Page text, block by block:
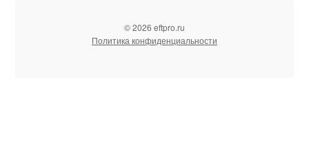
© 2026 eftpro.ru
Политика конфиденциальности